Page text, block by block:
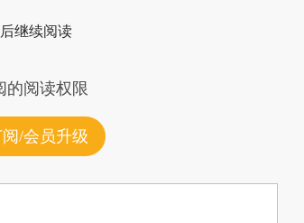
继续阅读
阅读权限
/会员升级